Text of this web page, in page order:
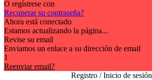
O regístrese con
Recuperar su contraseña?
Ahora está conectado
Estamos actualizando la página...
Revise su email
Enviamos un enlace a su dirección de email
1
Reenviar email?
Registro / Inicio de sesión